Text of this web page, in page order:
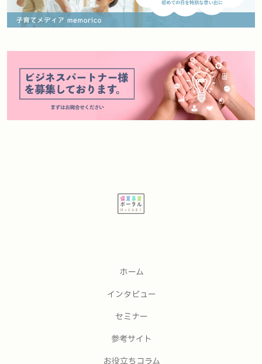
ホーム
インタビュー
セミナー
参考サイト
お役立ちコラム